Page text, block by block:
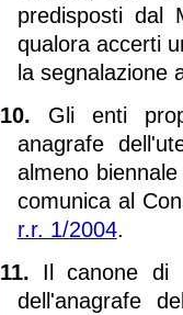
predisposti dal
qualora accerti
la segnalazione
10. Gli enti
anagrafe
almeno
comunica al
r.r. 1/2004.
11. Il canone di
dell'anagrafe